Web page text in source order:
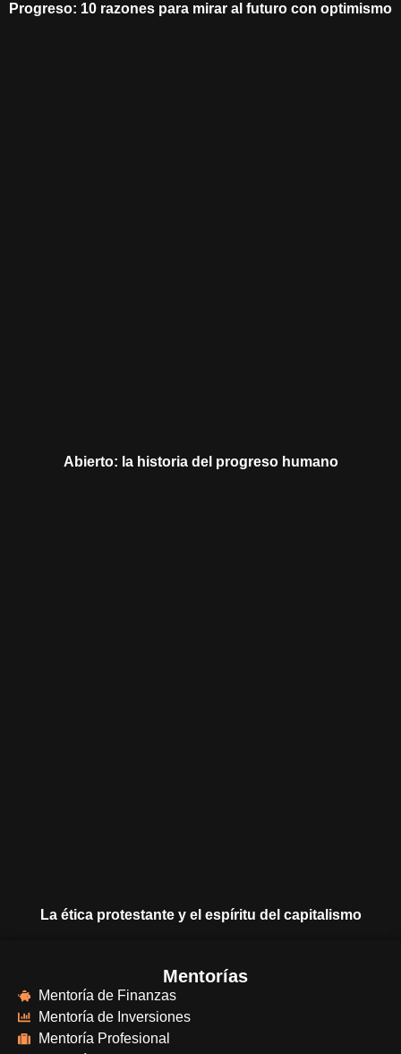
Progreso: 10 razones para mirar al futuro con optimismo
Abierto: la historia del progreso humano
La ética protestante y el espíritu del capitalismo
Mentorías
Mentoría de Finanzas
Mentoría de Inversiones
Mentoría Profesional